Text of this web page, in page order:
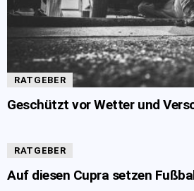
RATGEBER
Geschützt vor Wetter und
RATGEBER
Auf diesen Cupra setzen